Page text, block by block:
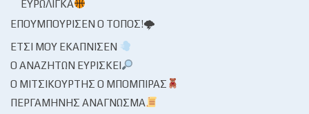
ΕΥΡΩΛΊΓΚΑ
ΕΠΟΥΜΠΟΎΡΙΣΕΝ Ο ΤΌΠΟΣ!🌩
ΈΤΣΙ ΜΟΥ ΕΚΆΠΝΙΣΕΝ
Ο ΑΝΑΖΗΤΏΝ ΕΥΡΊΣΚΕΙ
Ο ΜΙΤΣΙΚΟΥΡΤΉΣ Ο ΜΠΌΜΠΙΡΑΣ
ΠΕΡΓΑΜΗΝΉΣ ΑΝΆΓΝΩΣΜΑ